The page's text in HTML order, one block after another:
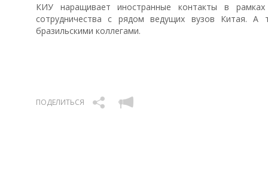
‎КИУ наращивает иностранные контакты в
сотрудничества с рядом ведущих вузов Китая.
бразильскими коллегами.
ПОДЕЛИТЬСЯ